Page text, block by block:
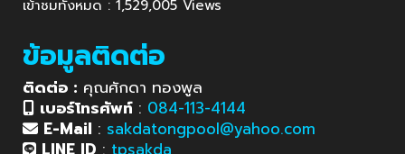
เข้าชมทั้งหมด : 1,529,005 Views
ข้อมูลติดต่อ
ติดต่อ : คุณศักดา ทองพูล
เบอร์โทรศัพท์ : 084-113-4144
E-Mail : sakdatongpool@yahoo.com